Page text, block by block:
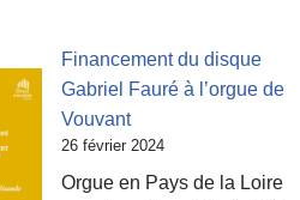
Financement du disque
Gabriel Fauré à l’orgue de
Vouvant
26 février 2024
Orgue en Pays de la Loire